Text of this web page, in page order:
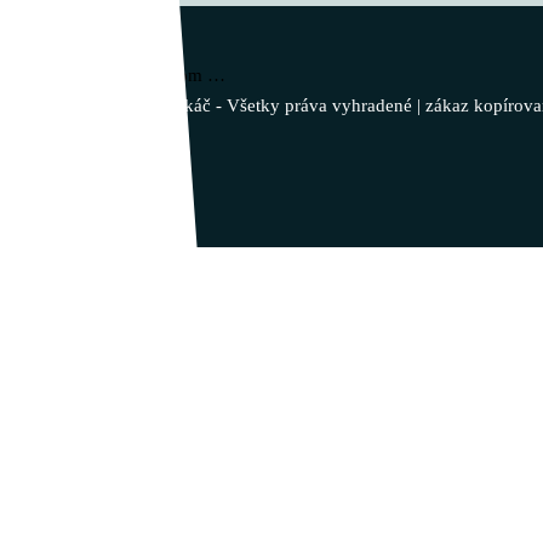
Inšpiruj svojim životom …
© 2023 - Vladimír Takáč - Všetky práva vyhradené | zákaz